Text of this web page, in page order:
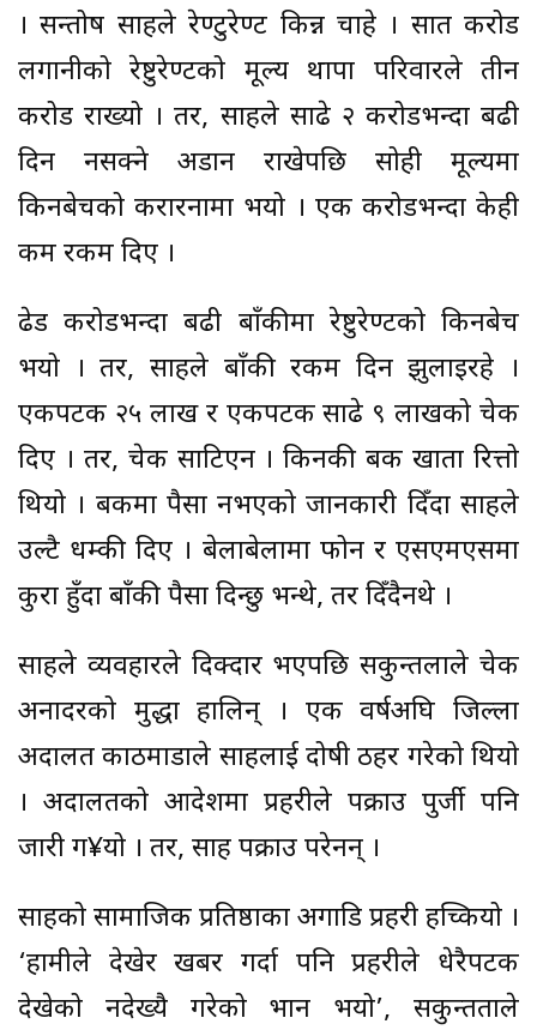
। सन्तोष साहले रेण्टुरेण्ट किन्न चाहे । सात करोड
लगानीको रेष्टुरेण्टको मूल्य थापा परिवारले तीन
करोड राख्यो । तर, साहले साढे २ करोडभन्दा बढी
दिन नसक्ने अडान राखेपछि सोही मूल्यमा
किनबेचको करारनामा भयो । एक करोडभन्दा केही
कम रकम दिए ।
ढेड करोडभन्दा बढी बाँकीमा रेष्टुरेण्टको किनबेच
भयो । तर, साहले बाँकी रकम दिन झुलाइरहे ।
एकपटक २५ लाख र एकपटक साढे ९ लाखको चेक
दिए । तर, चेक साटिएन । किनकी बैंक खाता रित्तो
थियो । बैंकमा पैसा नभएको जानकारी दिँदा साहले
उल्टै धम्की दिए । बेलाबेलामा फोन र एसएमएसमा
कुरा हुँदा बाँकी पैसा दिन्छु भन्थे, तर दिँदैनथे ।
साहले व्यवहारले दिक्दार भएपछि सकुन्तलाले चेक
अनादरको मुद्धा हालिन् । एक वर्षअघि जिल्ला
अदालत काठमाडौंले साहलाई दोषी ठहर गरेको थियो
। अदालतको आदेशमा प्रहरीले पक्राउ पुर्जी पनि
जारी ग¥यो । तर, साह पक्राउ परेनन् ।
साहको सामाजिक प्रतिष्ठाका अगाडि प्रहरी हच्कियो ।
‘हामीले देखेर खबर गर्दा पनि प्रहरीले धेरैपटक
देखेको नदेख्यै गरेको भान भयो’, सकुन्तताले